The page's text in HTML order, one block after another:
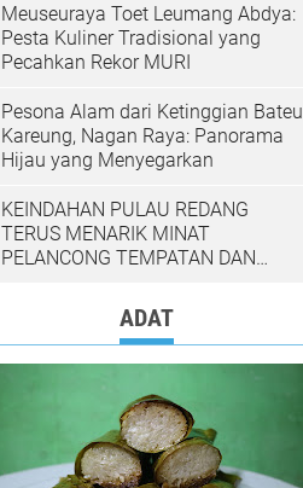
Meuseuraya Toet Leumang Abdya:
Pesta Kuliner Tradisional yang
Pecahkan Rekor MURI
Pesona Alam dari Ketinggian Bateu
Kareung, Nagan Raya: Panorama
Hijau yang Menyegarkan
KEINDAHAN PULAU REDANG
TERUS MENARIK MINAT
PELANCONG TEMPATAN DAN
ADAT